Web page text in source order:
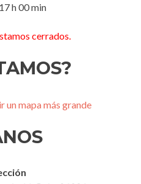
h 00 min
cerrados.